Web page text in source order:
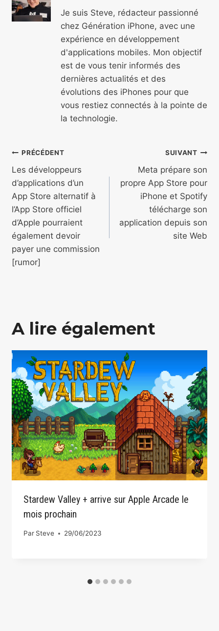
Je suis Steve, rédacteur passionné
chez Génération iPhone, avec une
expérience en développement
d'applications mobiles. Mon objectif
est de vous tenir informés des
dernières actualités et des
évolutions des iPhones pour que
vous restiez connectés à la pointe de
la technologie.
Navigation
de
l’article
PRÉCÉDENT
Les développeurs
d’applications d’un
App Store alternatif à
l’App Store officiel
d’Apple pourraient
également devoir
payer une commission
[rumor]
SUIVANT
Meta prépare son
propre App Store pour
iPhone et Spotify
télécharge son
application depuis son
site Web
A lire également
Stardew Valley + arrive sur Apple Arcade le
mois prochain
Par Steve 29/06/2023